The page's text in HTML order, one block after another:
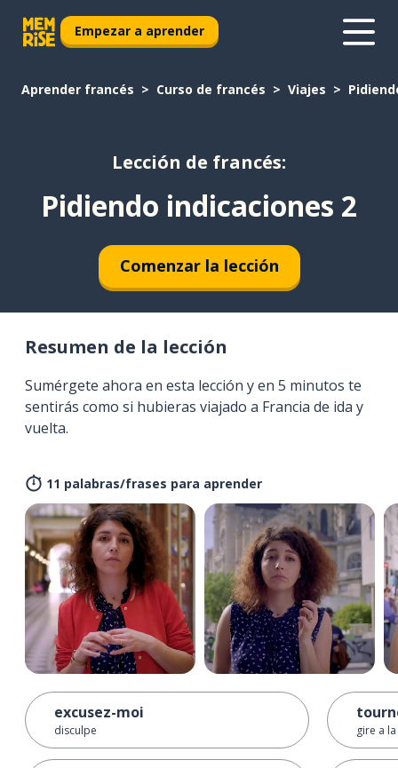
Empezar a aprender
Aprender francés Curso de francés Viajes
Lección de francés:
Pidiendo indicaciones 2
Comenzar la lección
Resumen de la lección
Sumérgete ahora en esta lección y en 5 minutos te
sentirás como si hubieras viajado a Francia de ida y
vuelta.
11 palabras/frases para aprender
excusez-moi
disculpe gire a